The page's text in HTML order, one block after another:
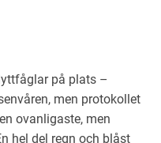
på plats –
men protokollet
ovanligaste, men
hel del regn och blåst